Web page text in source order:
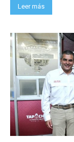
Leer más